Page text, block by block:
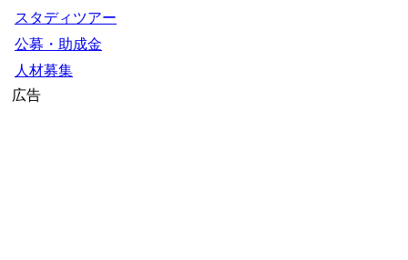
スタディツアー
公募・助成金
人材募集
広告